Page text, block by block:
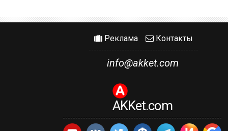
Реклама Контакты
info@akket.com
AKKet.com